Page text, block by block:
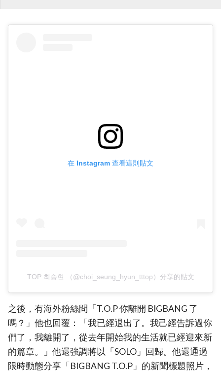
在 Instagram 查看這則貼文
TOP 최승현 （@choi_seung_hyun_tttop）分享的貼文
之後，有海外粉絲問「T.O.P 你離開 BIGBANG 了
嗎？」他也回覆：「我已經退出了。我己經告訴過你
們了，我離開了，從去年開始我的生活就已經迎來新
的篇章。」他還強調將以「SOLO」回歸。他還通過
限時動態分享「BIGBANG T.O.P」的新聞標題照片，